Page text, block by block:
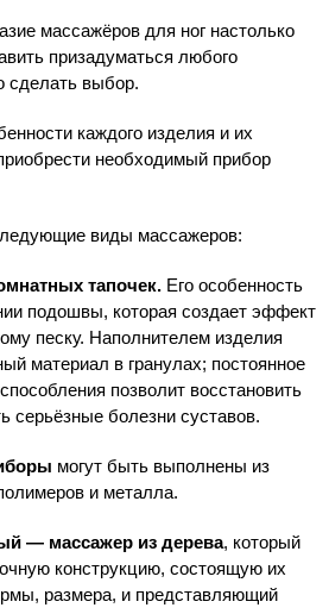
массажёров для ног настолько
призадуматься любого
сделать выбор.
каждого изделия и их
необходимый прибор
виды массажеров:
тапочек.Его особенность
подошвы, которая создает эффект
песку. Наполнителем изделия
материал в гранулах; постоянное
позволит восстановить
серьёзные болезни суставов.
могут быть выполнены из
и металла.
— массажер из дерева, который
конструкцию, состоящую их
размера, и представляющий